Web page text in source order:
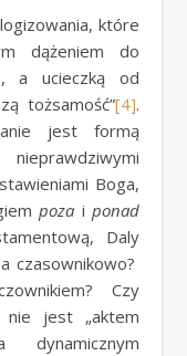
które
dążeniem do
a ucieczką od
tożsamość”[4].
jest formą
Boga,
poza iponad
Daly
czasownikowo?
Czy
nie jest „aktem
dynamicznym